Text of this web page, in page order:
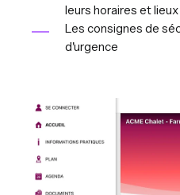
leurs horaires et lieux
Les consignes de
d'urgence